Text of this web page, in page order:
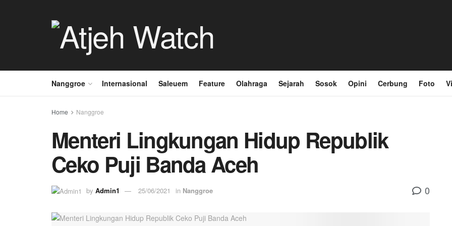
Nanggroe Internasional Saleuem Feature Olahraga Sejarah Sosok Opini Cerbung Foto
Home Nanggroe
Menteri Lingkungan Hidup Republik
Ceko Puji Banda Aceh
by Admin1 25/06/2021 in Nanggroe 0